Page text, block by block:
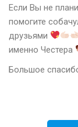
Если Вы не
помогите
друзьями
именно Честера
Большое